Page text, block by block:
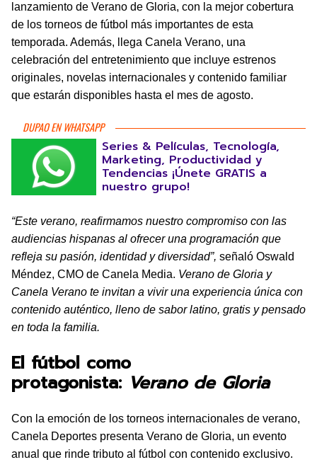
lanzamiento de Verano de Gloria, con la mejor cobertura
de los torneos de fútbol más importantes de esta
temporada. Además, llega Canela Verano, una
celebración del entretenimiento que incluye estrenos
originales, novelas internacionales y contenido familiar
que estarán disponibles hasta el mes de agosto.
DUPAO EN WHATSAPP
Series & Películas, Tecnología,
Marketing, Productividad y
Tendencias ¡Únete GRATIS a
nuestro grupo!
“Este verano, reafirmamos nuestro compromiso con las
audiencias hispanas al ofrecer una programación que
refleja su pasión, identidad y diversidad”, señaló Oswald
Méndez, CMO de Canela Media. Verano de Gloria y
Canela Verano te invitan a vivir una experiencia única con
contenido auténtico, lleno de sabor latino, gratis y pensado
en toda la familia.
El fútbol como
protagonista: Verano de Gloria
Con la emoción de los torneos internacionales de verano,
Canela Deportes presenta Verano de Gloria, un evento
anual que rinde tributo al fútbol con contenido exclusivo.